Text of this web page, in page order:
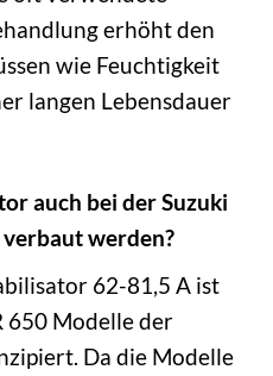
erhöht den
wie Feuchtigkeit
langen Lebensdauer
auch bei der Suzuki
verbaut werden?
62-81,5 A ist
650 Modelle der
Da die Modelle